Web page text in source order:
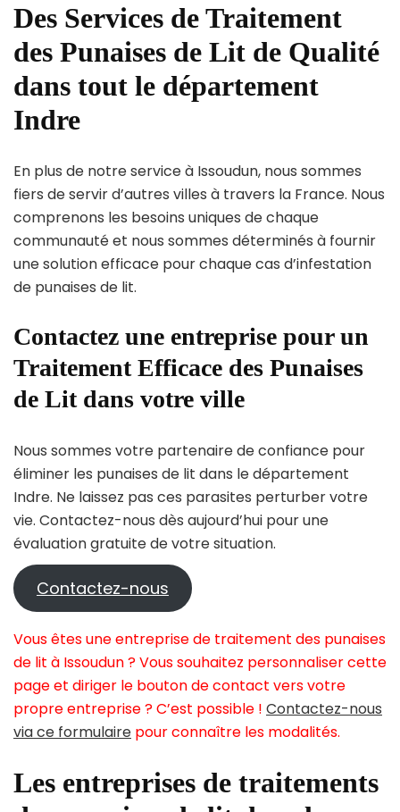
Des Services de Traitement
des Punaises de Lit de Qualité
dans tout le département
Indre
En plus de notre service à Issoudun, nous sommes
fiers de servir d’autres villes à travers la France. Nous
comprenons les besoins uniques de chaque
communauté et nous sommes déterminés à fournir
une solution efficace pour chaque cas d’infestation
de punaises de lit.
Contactez une entreprise pour un
Traitement Efficace des Punaises
de Lit dans votre ville
Nous sommes votre partenaire de confiance pour
éliminer les punaises de lit dans le département
Indre. Ne laissez pas ces parasites perturber votre
vie. Contactez-nous dès aujourd’hui pour une
évaluation gratuite de votre situation.
Contactez-nous
Vous êtes une entreprise de traitement des punaises
de lit à Issoudun ? Vous souhaitez personnaliser cette
page et diriger le bouton de contact vers votre
propre entreprise ? C’est possible ! Contactez-nous
via ce formulaire pour connaître les modalités.
Les entreprises de traitements